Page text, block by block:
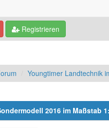
Registrieren
Youngtimer Landtechnik
2016 im Maßstab